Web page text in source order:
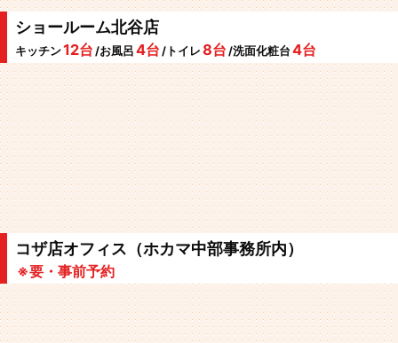
ショールーム北谷店
キッチン12台 /お風呂 4台 /トイレ 8台 /洗面化粧台 4台
コザ店オフィス（ホカマ中部事務所内）
※要・事前予約